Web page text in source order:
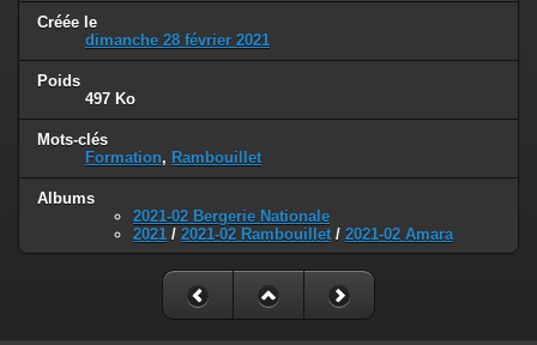
Créée le
dimanche 28 février 2021
Poids
497 Ko
Mots-clés
Formation, Rambouillet
Albums
2021-02 Bergerie Nationale
2021 / 2021-02 Rambouillet / 2021-02 Amara